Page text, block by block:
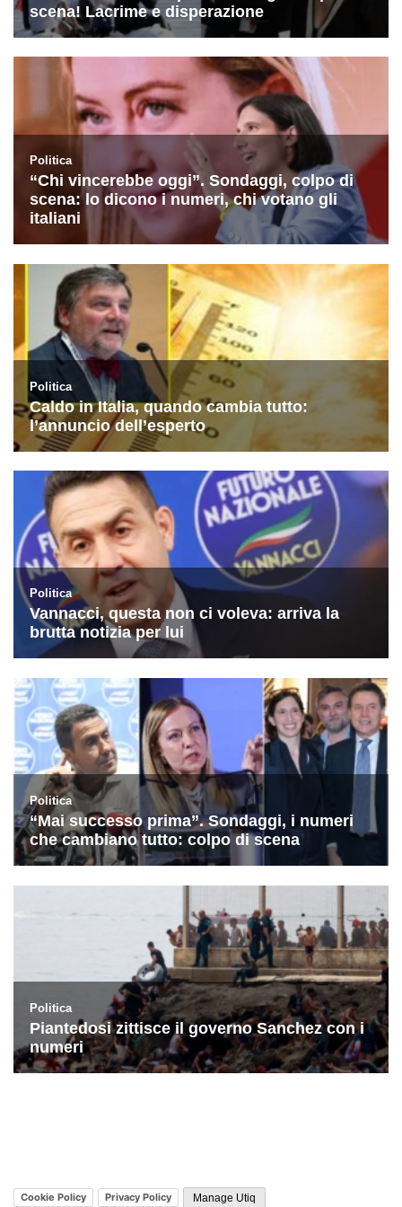
Cookie Policy Privacy Policy Manage Utiq